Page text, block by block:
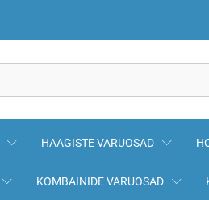
HAAGISTE VARUOSAD
KOMBAINIDE VARUOSAD